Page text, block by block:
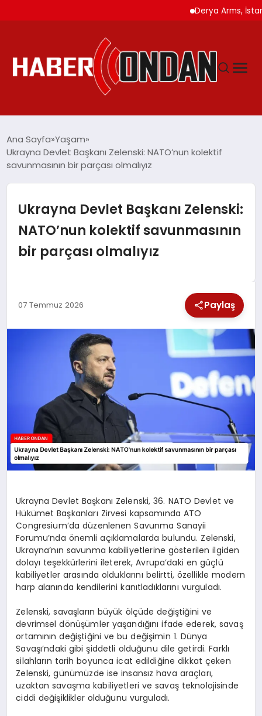
Derya Arms,
SIYASET
DÜNYA
EKONOMI
TEKNOLOJI
Ana Sayfa Yaşam
Ukrayna Devlet Başkanı Zelenski: NATO’nun kolektif
savunmasının bir parçası olmalıyız
Ukrayna Devlet Başkanı Zelenski:
NATO’nun kolektif savunmasının
bir parçası olmalıyız
07 Temmuz 2026 Paylaş
Ukrayna Devlet Başkanı Zelenski, 36. NATO Devlet ve
Hükümet Başkanları Zirvesi kapsamında ATO
Congresium’da düzenlenen Savunma Sanayii
Forumu’nda önemli açıklamalarda bulundu. Zelenski,
Ukrayna’nın savunma kabiliyetlerine gösterilen ilgiden
dolayı teşekkürlerini ileterek, Avrupa’daki en güçlü
kabiliyetler arasında olduklarını belirtti, özellikle modern
harp alanında kendilerini kanıtladıklarını vurguladı.
Zelenski, savaşların büyük ölçüde değiştiğini ve
devrimsel dönüşümler yaşandığını ifade ederek, savaş
ortamının değiştiğini ve bu değişimin 1. Dünya
Savaşı’ndaki gibi şiddetli olduğunu dile getirdi. Farklı
silahların tarih boyunca icat edildiğine dikkat çeken
Zelenski, günümüzde ise insansız hava araçları,
uzaktan savaşma kabiliyetleri ve savaş teknolojisinde
ciddi değişiklikler olduğunu vurguladı.